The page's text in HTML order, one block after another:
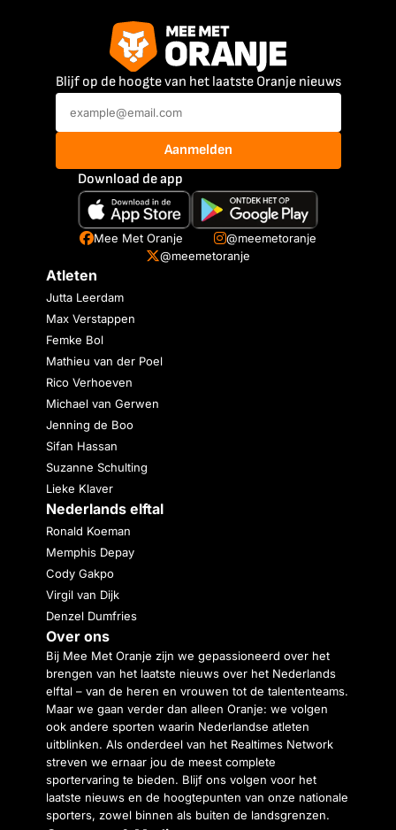
Blijf op de hoogte van het laatste Oranje nieuws
Aanmelden
Download de app
Mee Met Oranje
@meemetoranje
@meemetoranje
Atleten
Jutta Leerdam
Max Verstappen
Femke Bol
Mathieu van der Poel
Rico Verhoeven
Michael van Gerwen
Jenning de Boo
Sifan Hassan
Suzanne Schulting
Lieke Klaver
Nederlands elftal
Ronald Koeman
Memphis Depay
Cody Gakpo
Virgil van Dijk
Denzel Dumfries
Over ons
Bij Mee Met Oranje zijn we gepassioneerd over het
brengen van het laatste nieuws over het Nederlands
elftal – van de heren en vrouwen tot de talententeams.
Maar we gaan verder dan alleen Oranje: we volgen
ook andere sporten waarin Nederlandse atleten
uitblinken. Als onderdeel van het Realtimes Network
streven we ernaar jou de meest complete
sportervaring te bieden. Blijf ons volgen voor het
laatste nieuws en de hoogtepunten van onze nationale
sporters, zowel binnen als buiten de landsgrenzen.